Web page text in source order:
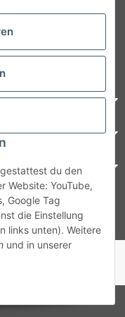
du den
Website: YouTube,
Google Tag
die Einstellung
links unten). Weitere
und in unserer
Media
GmbH